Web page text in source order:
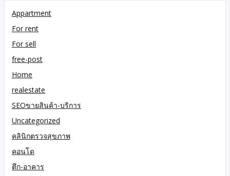
Appartment
For rent
For sell
free-post
Home
realestate
SEOขายสินค้า-บริการ
Uncategorized
คลินิกตรวจสุขภาพ
คอนโด
ตึก-อาคาร